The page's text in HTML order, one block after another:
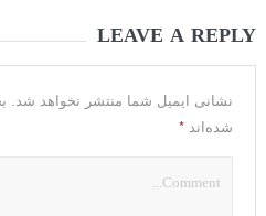
LEAVE A REPLY
نشانی ایمیل شما منتشر نخواهد شد.
شده‌اند *